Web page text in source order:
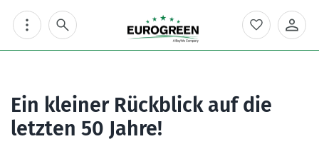
Skip
content
Ein kleiner Rückblick auf die
letzten 50 Jahre!